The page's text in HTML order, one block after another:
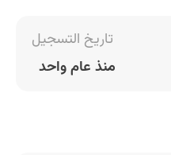
تاريخ التسجيل
منذ عام واحد